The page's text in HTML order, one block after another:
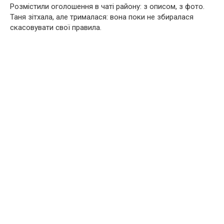
Розмістили оголошення в чаті району: з описом, з фото.
Таня зітхала, але трималася: вона поки не збиралася
скасовувати свої правила.